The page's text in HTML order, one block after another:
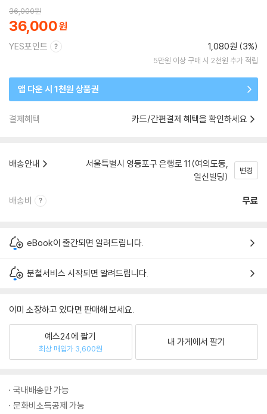
36,000원
36,000
YES포인트 1,080원 (3%)
5만원 이상 구매 시 2천원 추가 적립
앱 다운 시 1천원 상품권
결제혜택 카드/간편결제 혜택을 확인하세요
배송안내
서울특별시 영등포구 은행로 11(여의도동,
일신빌딩)
변경
배송비 무료
eBook이 출간되면 알려드립니다.
분철서비스 시작되면 알려드립니다.
이미 소장하고 있다면 판매해 보세요.
예스24에 팔기
최상 매입가 3,600원
내 가게에서 팔기
국내배송만 가능
문화비소득공제 가능